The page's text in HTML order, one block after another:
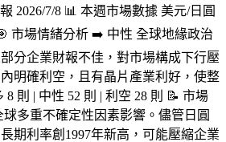
2026/7/8 📊 本週市場數據 美元/日圓
市場情緒分析 ➡️ 中性 全球地緣政治
分企業財報不佳，對市場構成下行壓
明確利空，且有晶片產業利好，使整
則 | 中性 52 則 | 利空 28 則 📝 市場
多重不確定性因素影響。儘管日圓
期利率創1997年新高，可能壓縮企業